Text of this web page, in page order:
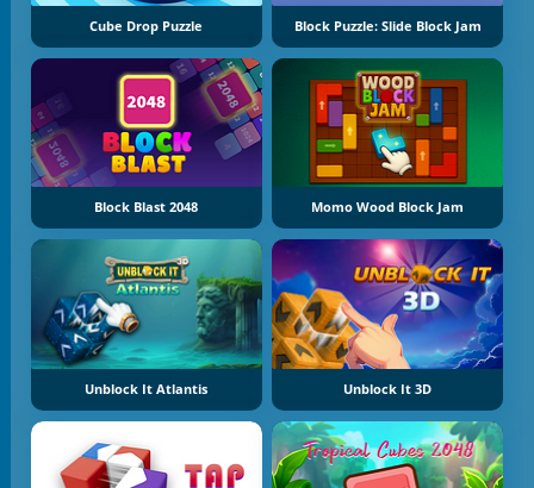
Cube Drop Puzzle Block Puzzle: Slide Block Jam
Block Blast 2048 Momo Wood Block Jam
Unblock It Atlantis Unblock It 3D